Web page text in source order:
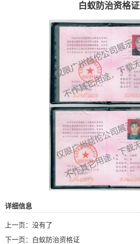
白蚁防治资格证
详细信息
上一页：没有了
下一页：
白蚁防治资格证